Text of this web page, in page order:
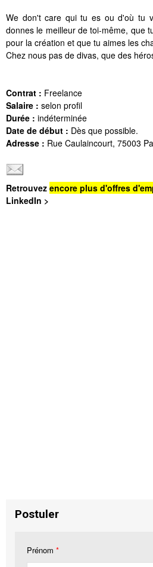
We don't care qui tu es ou d'où tu
donnes le meilleur de toi-même, que
pour la création et que tu aimes les
Chez nous pas de divas, que des
Contrat : Freelance
Salaire : selon profil
Durée : indéterminée
Date de début : Dès que possible.
Adresse : Rue Caulaincourt, 75003
Retrouvez encore plus d'offres
LinkedIn >
Postuler
Prénom *